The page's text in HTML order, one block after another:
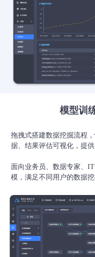
模型训
拖拽式搭建数据挖掘流程
据、结果评估可视化，提
面向业务员、数据专家、
模，满足不同用户的数据挖